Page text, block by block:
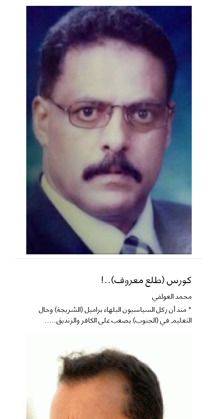
كورس (طلع معروف)..!
محمد العولقي
* منذ أن ركل السياسيون البلهاء براميل (الشريجة) وحال
التعليم في (الجنوب) يصعب على الكافر والزنديق.....